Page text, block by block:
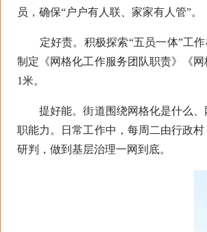
员，确保“户户有人联、家家有人管”。
定好责。积极探索“五员一体”工作
制定《网格化工作服务团队职责》《
1米。
提好能。街道围绕网格化是什么、
职能力。日常工作中，每周二由行政
研判，做到基层治理一网到底。